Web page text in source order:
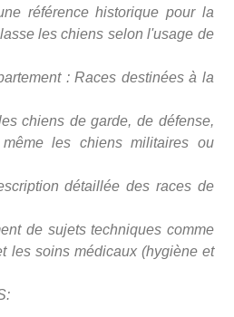
référence historique pour la
les chiens selon l'usage de
: Races destinées à la
chiens de garde, de défense,
les chiens militaires ou
détaillée des races de
de sujets techniques comme
les soins médicaux (hygiène et